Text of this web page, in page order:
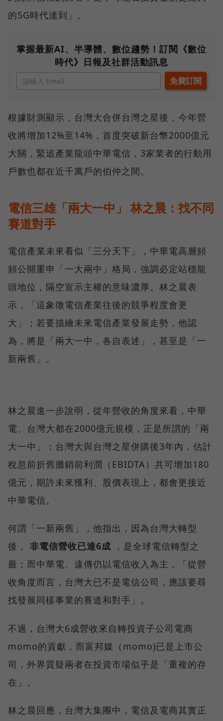
的5G時代達到」。
掌握最新AI、半導體、數位趨勢！訂閱《數位
時代》日報及社群活動訊息
根據財測顯示，台灣大合併台灣之星後，今年營
收將增加12%至14%，首度突破新台幣2000億元
大關，緊追產業龍頭中華電信，3家業者的行動用
戶數也都在近千萬戶的伯仲之間。
電信三雄「兩大一中」 林之晨：找不同
賽道對手
電信產業未來看似「三分天下」，中華電高層頻
頻公開重申「一大兩中」格局，強調必定站穩龍
頭地位，隔空宣示主權的意味濃厚。林之晨表
示，「這象徵電信產業往後的競爭程度會更
大」；若要描繪未來電信產業發展走勢，他認
為，將是「兩大一中，各自表述」，甚至是「一
新兩舊」。
林之晨進一步說明，從年營收的角度來看，中華
電、台灣大都在2000億元規模，正是所謂的「兩
大一中」；台灣大與台灣之星併購後3年內，估計
稅息前折舊攤銷前利潤（EBIDTA）共可增加180
億元，期許未來獲利、股價表現上，都會更接近
中華電信。
何謂「一新兩舊」，他指出，因為台灣大轉型
後， 非電信營收已達6成 ，是全球電信轉型之
最；而中華電、遠傳仍以電信收入為主，「從營
收角度而言，台灣大已不是電信公司，應該要尋
找發展同樣事業的賽道和對手」。
不過，台灣大6成營收來自轉投資子公司電商
momo的貢獻，而富邦媒（momo)已是上市公
司，外界質疑兩者在投資市場似乎是「重複的存
在」。
林之晨回應，台灣大集團中，電信及電商其實正